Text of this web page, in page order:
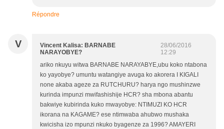
Répondre
V
Vincent Kalisa: BARNABE
NARAYOBYE?
28/06/2016
12:29
ariko nkuyu witwa BARNABE NARAYABYE,ubu koko ntabona
ko yayobye? umuntu watangiye avuga ko akorera I KIGALI
none akaba ageze za RUTCHURU? harya ngo mushinzwe
kurinda impunzi mwifashishije HCR? sha mbona abantu
bakwiye kubirinda kuko mwayobye: NTIMUZI KO HCR
ikorana na KAGAME? ese ntimwaba ahubwo mushaka
kwicisha izo mpunzi nkuko byagenze za 1996? AMAYERI